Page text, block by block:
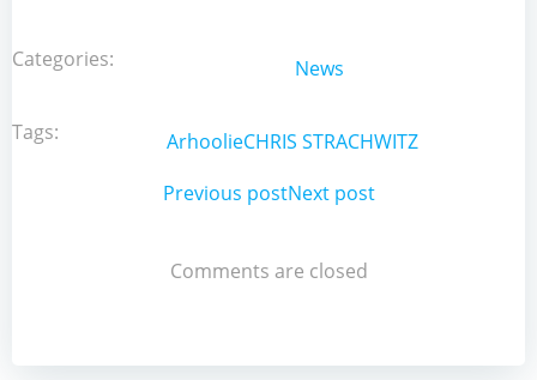
Categories: News
Tags: ArhoolieCHRIS STRACHWITZ
Post
Previous postPost
Next post
Comments are closed